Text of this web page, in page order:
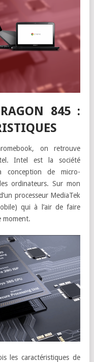
845 :
on retrouve
Intel est la société
conception de micro-
ordinateurs. Sur mon
processeur MediaTek
qui à l’air de faire
moment.
les caractéristiques de